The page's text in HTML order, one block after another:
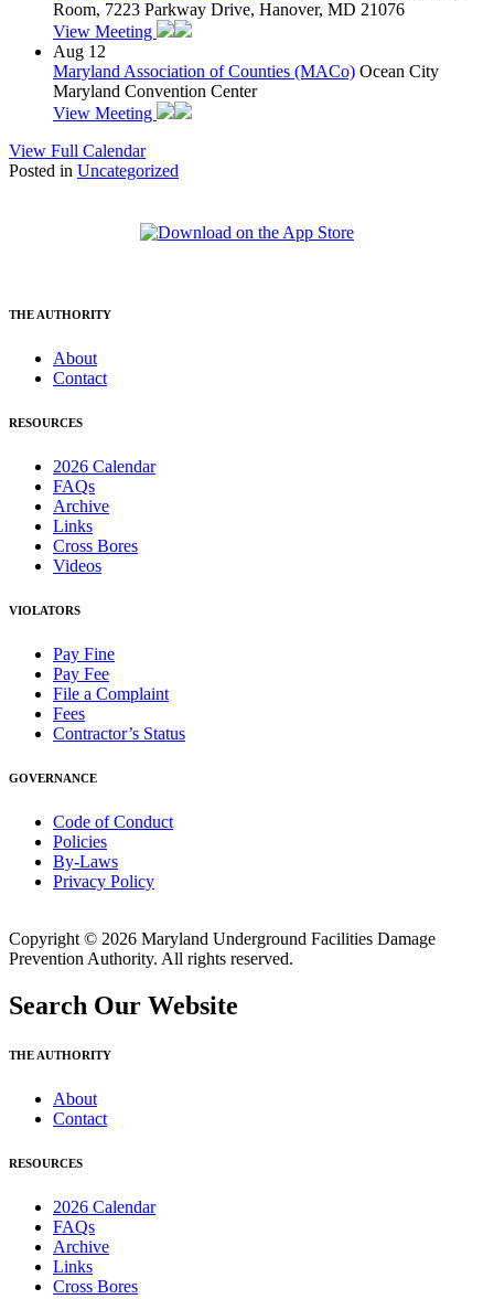
Room, 7223 Parkway Drive, Hanover, MD 21076
View Meeting
Aug 12
Maryland Association of Counties (MACo) Ocean City
Maryland Convention Center
View Meeting
View Full Calendar
Posted in Uncategorized
THE AUTHORITY
About
Contact
RESOURCES
2026 Calendar
FAQs
Archive
Links
Cross Bores
Videos
VIOLATORS
Pay Fine
Pay Fee
File a Complaint
Fees
Contractor’s Status
GOVERNANCE
Code of Conduct
Policies
By-Laws
Privacy Policy
Copyright © 2026 Maryland Underground Facilities Damage
Prevention Authority. All rights reserved.
Search Our Website
THE AUTHORITY
About
Contact
RESOURCES
2026 Calendar
FAQs
Archive
Links
Cross Bores